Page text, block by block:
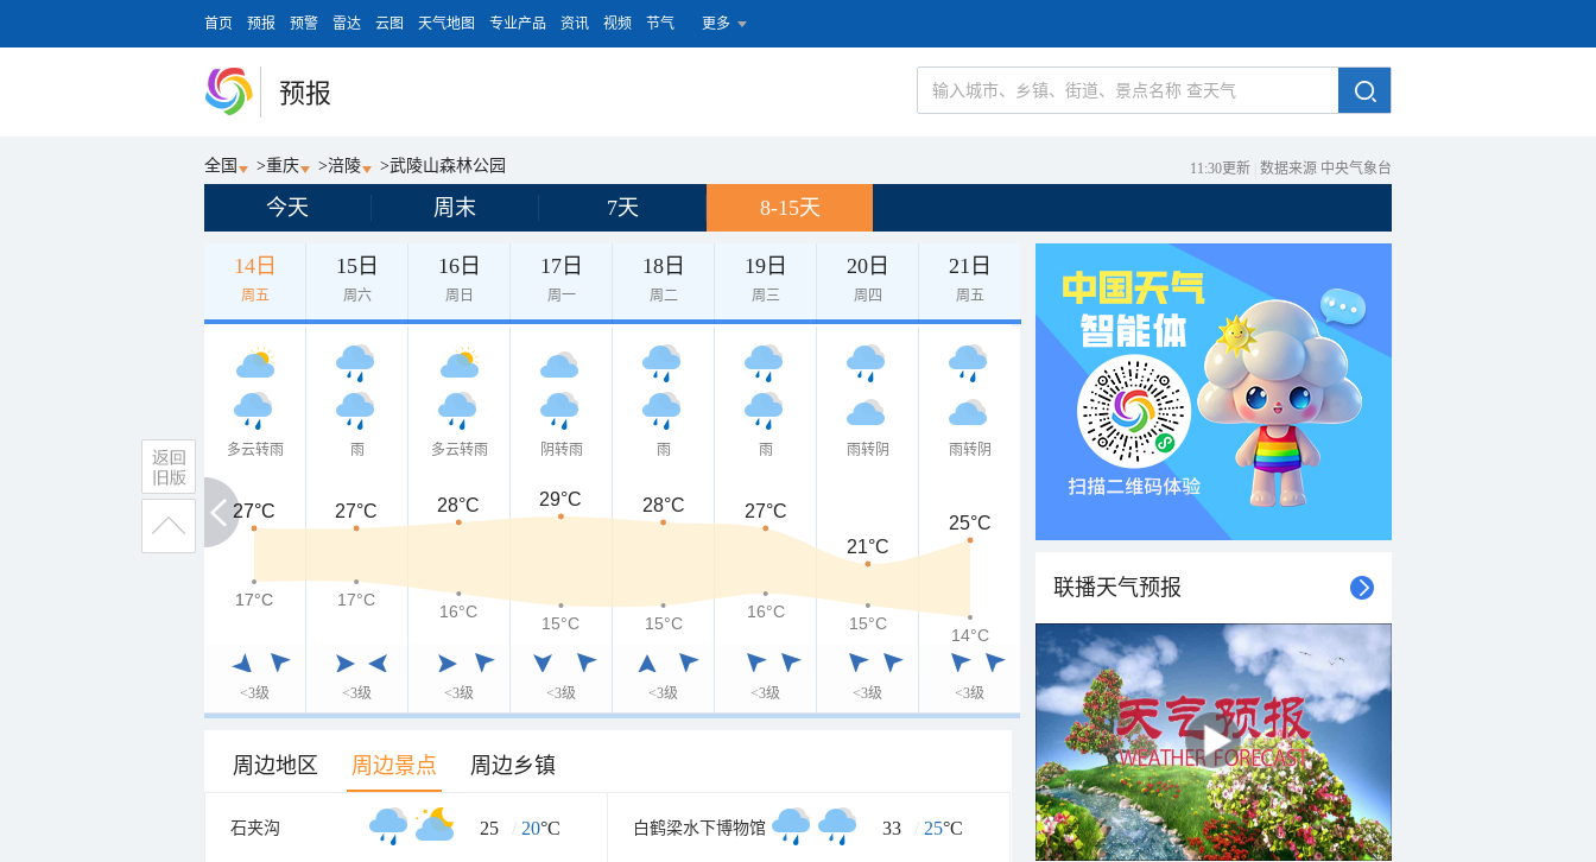
首页 预报 预警 雷达 云图 天气地图 专业产品 资讯 视频 节气 更多
预报
全国 >重庆 >涪陵 >武陵山森林公园 11:30更新 数据来源 中央气象台
今天 周末 7天 8-15天
14日
周五
15日
周六
16日
周日
17日
周一
18日
周二
19日
周三
20日
周四
21日
周五
多云转雨
<3级
雨
<3级
多云转雨
<3级
阴转雨
<3级
雨
<3级
雨
<3级
雨转阴
<3级
雨转阴
<3级
27°C
27°C 27°C 28°C 29°C 28°C
27°C
21°C
25°C
17°C
17°C 17°C
16°C
15°C 15°C
16°C
15°C
14°C
周边地区 周边景点 周边乡镇
石夹沟 25 / 20°C 白鹤梁水下博物馆 33 / 25°C
联播天气预报